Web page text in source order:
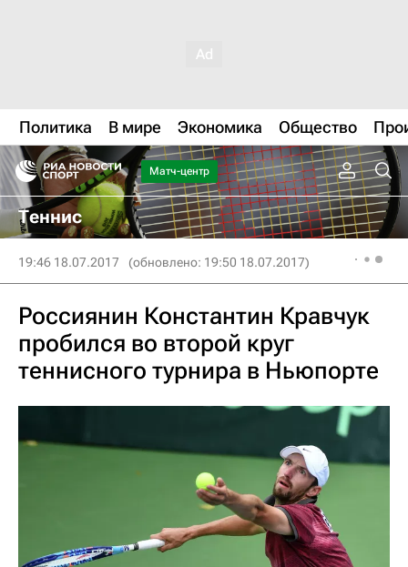
Политика В мире Экономика Общество
Матч-центр
Теннис
19:46 18.07.2017 (обновлено: 19:50 18.07.2017)
Россиянин Константин Кравчук
пробился во второй круг
теннисного турнира в Ньюпорте